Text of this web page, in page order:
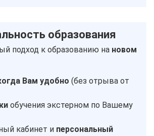
образования
подход к образованию на новом
Вам удобно (без отрыва от
обучения экстерном по Вашему
кабинет и персональный